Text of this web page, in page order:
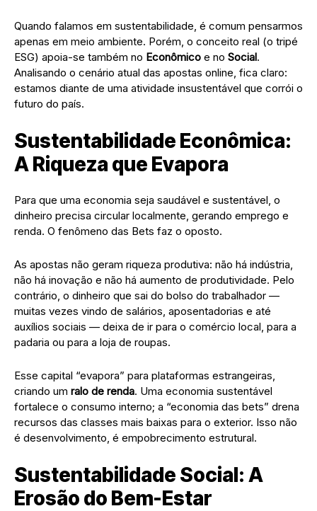
​Quando falamos em sustentabilidade, é comum pensarmos
apenas em meio ambiente. Porém, o conceito real (o tripé
ESG) apoia-se também no Econômico e no Social.
Analisando o cenário atual das apostas online, fica claro:
estamos diante de uma atividade insustentável que corrói o
futuro do país.
​Sustentabilidade Econômica:
A Riqueza que Evapora
​Para que uma economia seja saudável e sustentável, o
dinheiro precisa circular localmente, gerando emprego e
renda. O fenômeno das Bets faz o oposto.
​As apostas não geram riqueza produtiva: não há indústria,
não há inovação e não há aumento de produtividade. Pelo
contrário, o dinheiro que sai do bolso do trabalhador —
muitas vezes vindo de salários, aposentadorias e até
auxílios sociais — deixa de ir para o comércio local, para a
padaria ou para a loja de roupas.
​Esse capital “evapora” para plataformas estrangeiras,
criando um ralo de renda. Uma economia sustentável
fortalece o consumo interno; a “economia das bets” drena
recursos das classes mais baixas para o exterior. Isso não
é desenvolvimento, é empobrecimento estrutural.
​Sustentabilidade Social: A
Erosão do Bem-Estar